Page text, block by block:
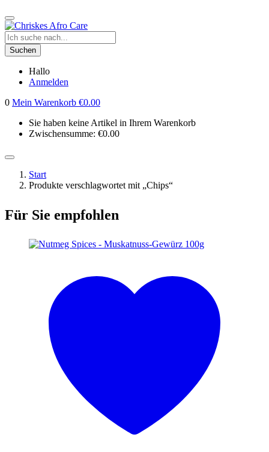
Suchen
Hallo
Anmelden
0 Mein Warenkorb €0.00
Sie haben keine Artikel in Ihrem Warenkorb
Zwischensumme: €0.00
Start
Produkte verschlagwortet mit „Chips“
Für Sie empfohlen